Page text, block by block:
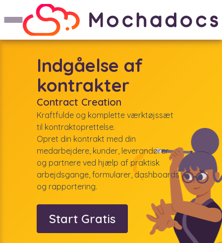
Indgåelse af
kontrakter
Contract Creation
Kraftfulde og komplette værktøjssæt
til kontraktoprettelse.
Opret din kontrakt med din
medarbejdere, kunder, leverandører
og partnere ved hjælp af praktisk
arbejdsgange, formularer, dashboards
og rapportering.
Start Gratis